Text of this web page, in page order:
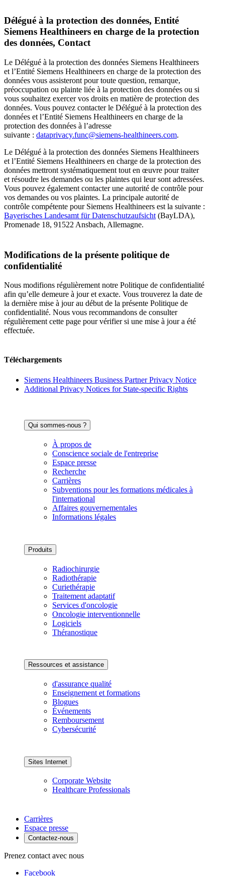
Délégué à la protection des données, Entité
Siemens Healthineers en charge de la protection
des données, Contact
Le Délégué à la protection des données Siemens Healthineers
et l’Entité Siemens Healthineers en charge de la protection des
données vous assisteront pour toute question, remarque,
préoccupation ou plainte liée à la protection des données ou si
vous souhaitez exercer vos droits en matière de protection des
données. Vous pouvez contacter le Délégué à la protection des
données et l’Entité Siemens Healthineers en charge de la
protection des données à l’adresse
suivante : dataprivacy.func@siemens-healthineers.com.
Le Délégué à la protection des données Siemens Healthineers
et l’Entité Siemens Healthineers en charge de la protection des
données mettront systématiquement tout en œuvre pour traiter
et résoudre les demandes ou les plaintes qui leur sont adressées.
Vous pouvez également contacter une autorité de contrôle pour
vos demandes ou vos plaintes. La principale autorité de
contrôle compétente pour Siemens Healthineers est la suivante :
Bayerisches Landesamt für Datenschutzaufsicht (BayLDA),
Promenade 18, 91522 Ansbach, Allemagne.
Modifications de la présente politique de
confidentialité
Nous modifions régulièrement notre Politique de confidentialité
afin qu’elle demeure à jour et exacte. Vous trouverez la date de
la dernière mise à jour au début de la présente Politique de
confidentialité. Nous vous recommandons de consulter
régulièrement cette page pour vérifier si une mise à jour a été
effectuée.
Téléchargements
Siemens Healthineers Business Partner Privacy Notice
Additional Privacy Notices for State-specific Rights
Qui sommes-nous ?
À propos de
Conscience sociale de l'entreprise
Espace presse
Recherche
Carrières
Subventions pour les formations médicales à
l'international
Affaires gouvernementales
Informations légales
Produits
Radiochirurgie
Radiothérapie
Curiethérapie
Traitement adaptatif
Services d'oncologie
Oncologie interventionnelle
Logiciels
Théranostique
Ressources et assistance
d'assurance qualité
Enseignement et formations
Blogues
Événements
Remboursement
Cybersécurité
Sites Internet
Corporate Website
Healthcare Professionals
Carrières
Espace presse
Contactez-nous
Prenez contact avec nous
Facebook